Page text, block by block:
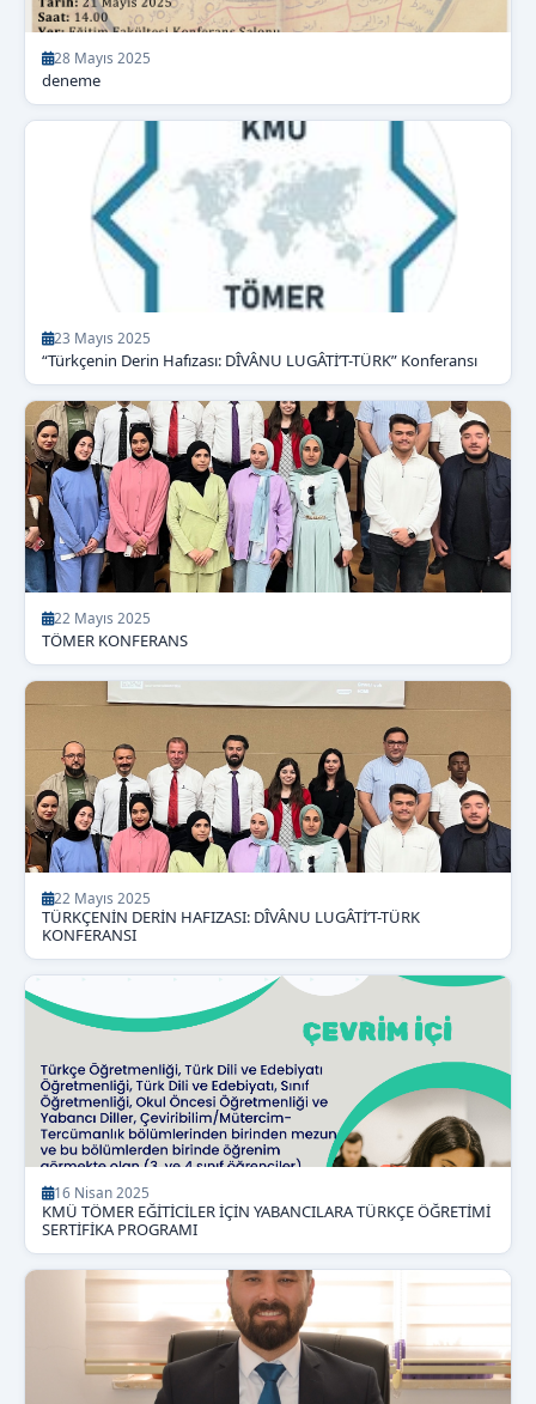
28 Mayıs 2025
deneme
23 Mayıs 2025
“Türkçenin Derin Hafızası: DÎVÂNU LUGÂTİ’T-TÜRK” Konferansı
22 Mayıs 2025
TÖMER KONFERANS
22 Mayıs 2025
TÜRKÇENİN DERİN HAFIZASI: DÎVÂNU LUGÂTİ’T-TÜRK
KONFERANSI
16 Nisan 2025
KMÜ TÖMER EĞİTİCİLER İÇİN YABANCILARA TÜRKÇE ÖĞRETİMİ
SERTİFİKA PROGRAMI